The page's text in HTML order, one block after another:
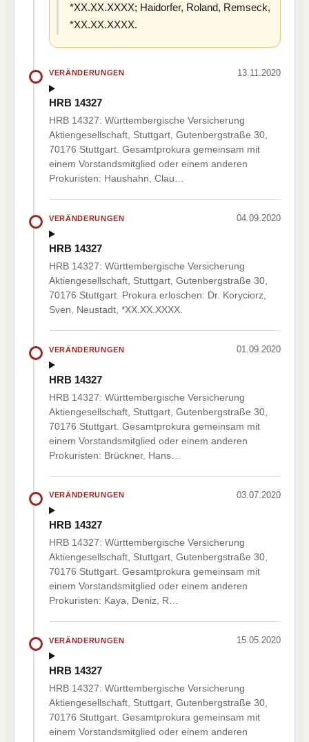
*XX.XX.XXXX; Haidorfer, Roland, Remseck,
*XX.XX.XXXX.
VERÄNDERUNGEN 13.11.2020
HRB 14327
HRB 14327: Württembergische Versicherung
Aktiengesellschaft, Stuttgart, Gutenbergstraße 30,
70176 Stuttgart. Gesamtprokura gemeinsam mit
einem Vorstandsmitglied oder einem anderen
Prokuristen: Haushahn, Clau…
VERÄNDERUNGEN 04.09.2020
HRB 14327
HRB 14327: Württembergische Versicherung
Aktiengesellschaft, Stuttgart, Gutenbergstraße 30,
70176 Stuttgart. Prokura erloschen: Dr. Koryciorz,
Sven, Neustadt, *XX.XX.XXXX.
VERÄNDERUNGEN 01.09.2020
HRB 14327
HRB 14327: Württembergische Versicherung
Aktiengesellschaft, Stuttgart, Gutenbergstraße 30,
70176 Stuttgart. Gesamtprokura gemeinsam mit
einem Vorstandsmitglied oder einem anderen
Prokuristen: Brückner, Hans…
VERÄNDERUNGEN 03.07.2020
HRB 14327
HRB 14327: Württembergische Versicherung
Aktiengesellschaft, Stuttgart, Gutenbergstraße 30,
70176 Stuttgart. Gesamtprokura gemeinsam mit
einem Vorstandsmitglied oder einem anderen
Prokuristen: Kaya, Deniz, R…
VERÄNDERUNGEN 15.05.2020
HRB 14327
HRB 14327: Württembergische Versicherung
Aktiengesellschaft, Stuttgart, Gutenbergstraße 30,
70176 Stuttgart. Gesamtprokura gemeinsam mit
einem Vorstandsmitglied oder einem anderen